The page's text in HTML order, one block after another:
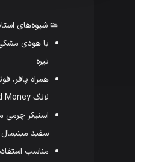
👟 شیوه‌های
با هودی
تیره
همراه پافر،
لانگ Old Money
اسنیکر چرمی
سفید مینیمال
مناسب